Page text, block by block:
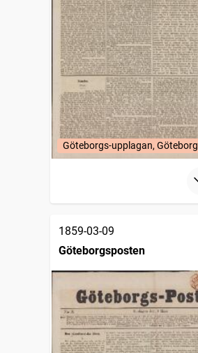
Göteborgs-upplagan, Göteborg
1859-03-09
Göteborgsposten